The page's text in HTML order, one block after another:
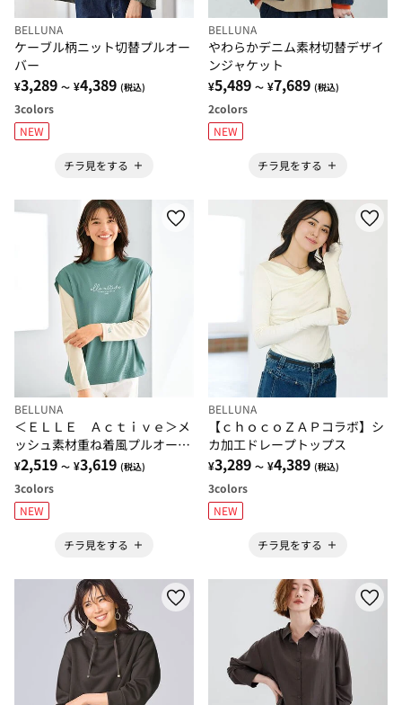
BELLUNA
ケーブル柄ニット切替プルオー
バー
¥3,289 ～ ¥4,389 (税込)
3colors
NEW
チラ見をする
BELLUNA
やわらかデニム素材切替デザイ
ンジャケット
¥5,489 ～ ¥7,689 (税込)
2colors
NEW
チラ見をする
BELLUNA
＜ＥＬＬＥ Ａｃｔｉｖｅ＞メ
ッシュ素材重ね着風プルオーバ
ー
¥2,519 ～ ¥3,619 (税込)
3colors
NEW
チラ見をする
BELLUNA
【ｃｈｏｃｏＺＡＰコラボ】シ
カ加工ドレープトップス
¥3,289 ～ ¥4,389 (税込)
3colors
NEW
チラ見をする